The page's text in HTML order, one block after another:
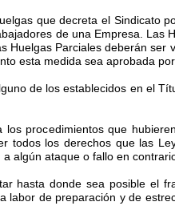
que decreta el Sindicato
de una Empresa. Las
Huelgas Parciales deberán
esta medida sea aprobada
de los establecidos en el
los procedimientos que
todos los derechos que las
algún ataque o fallo en
hasta donde sea posible el
labor de preparación y de